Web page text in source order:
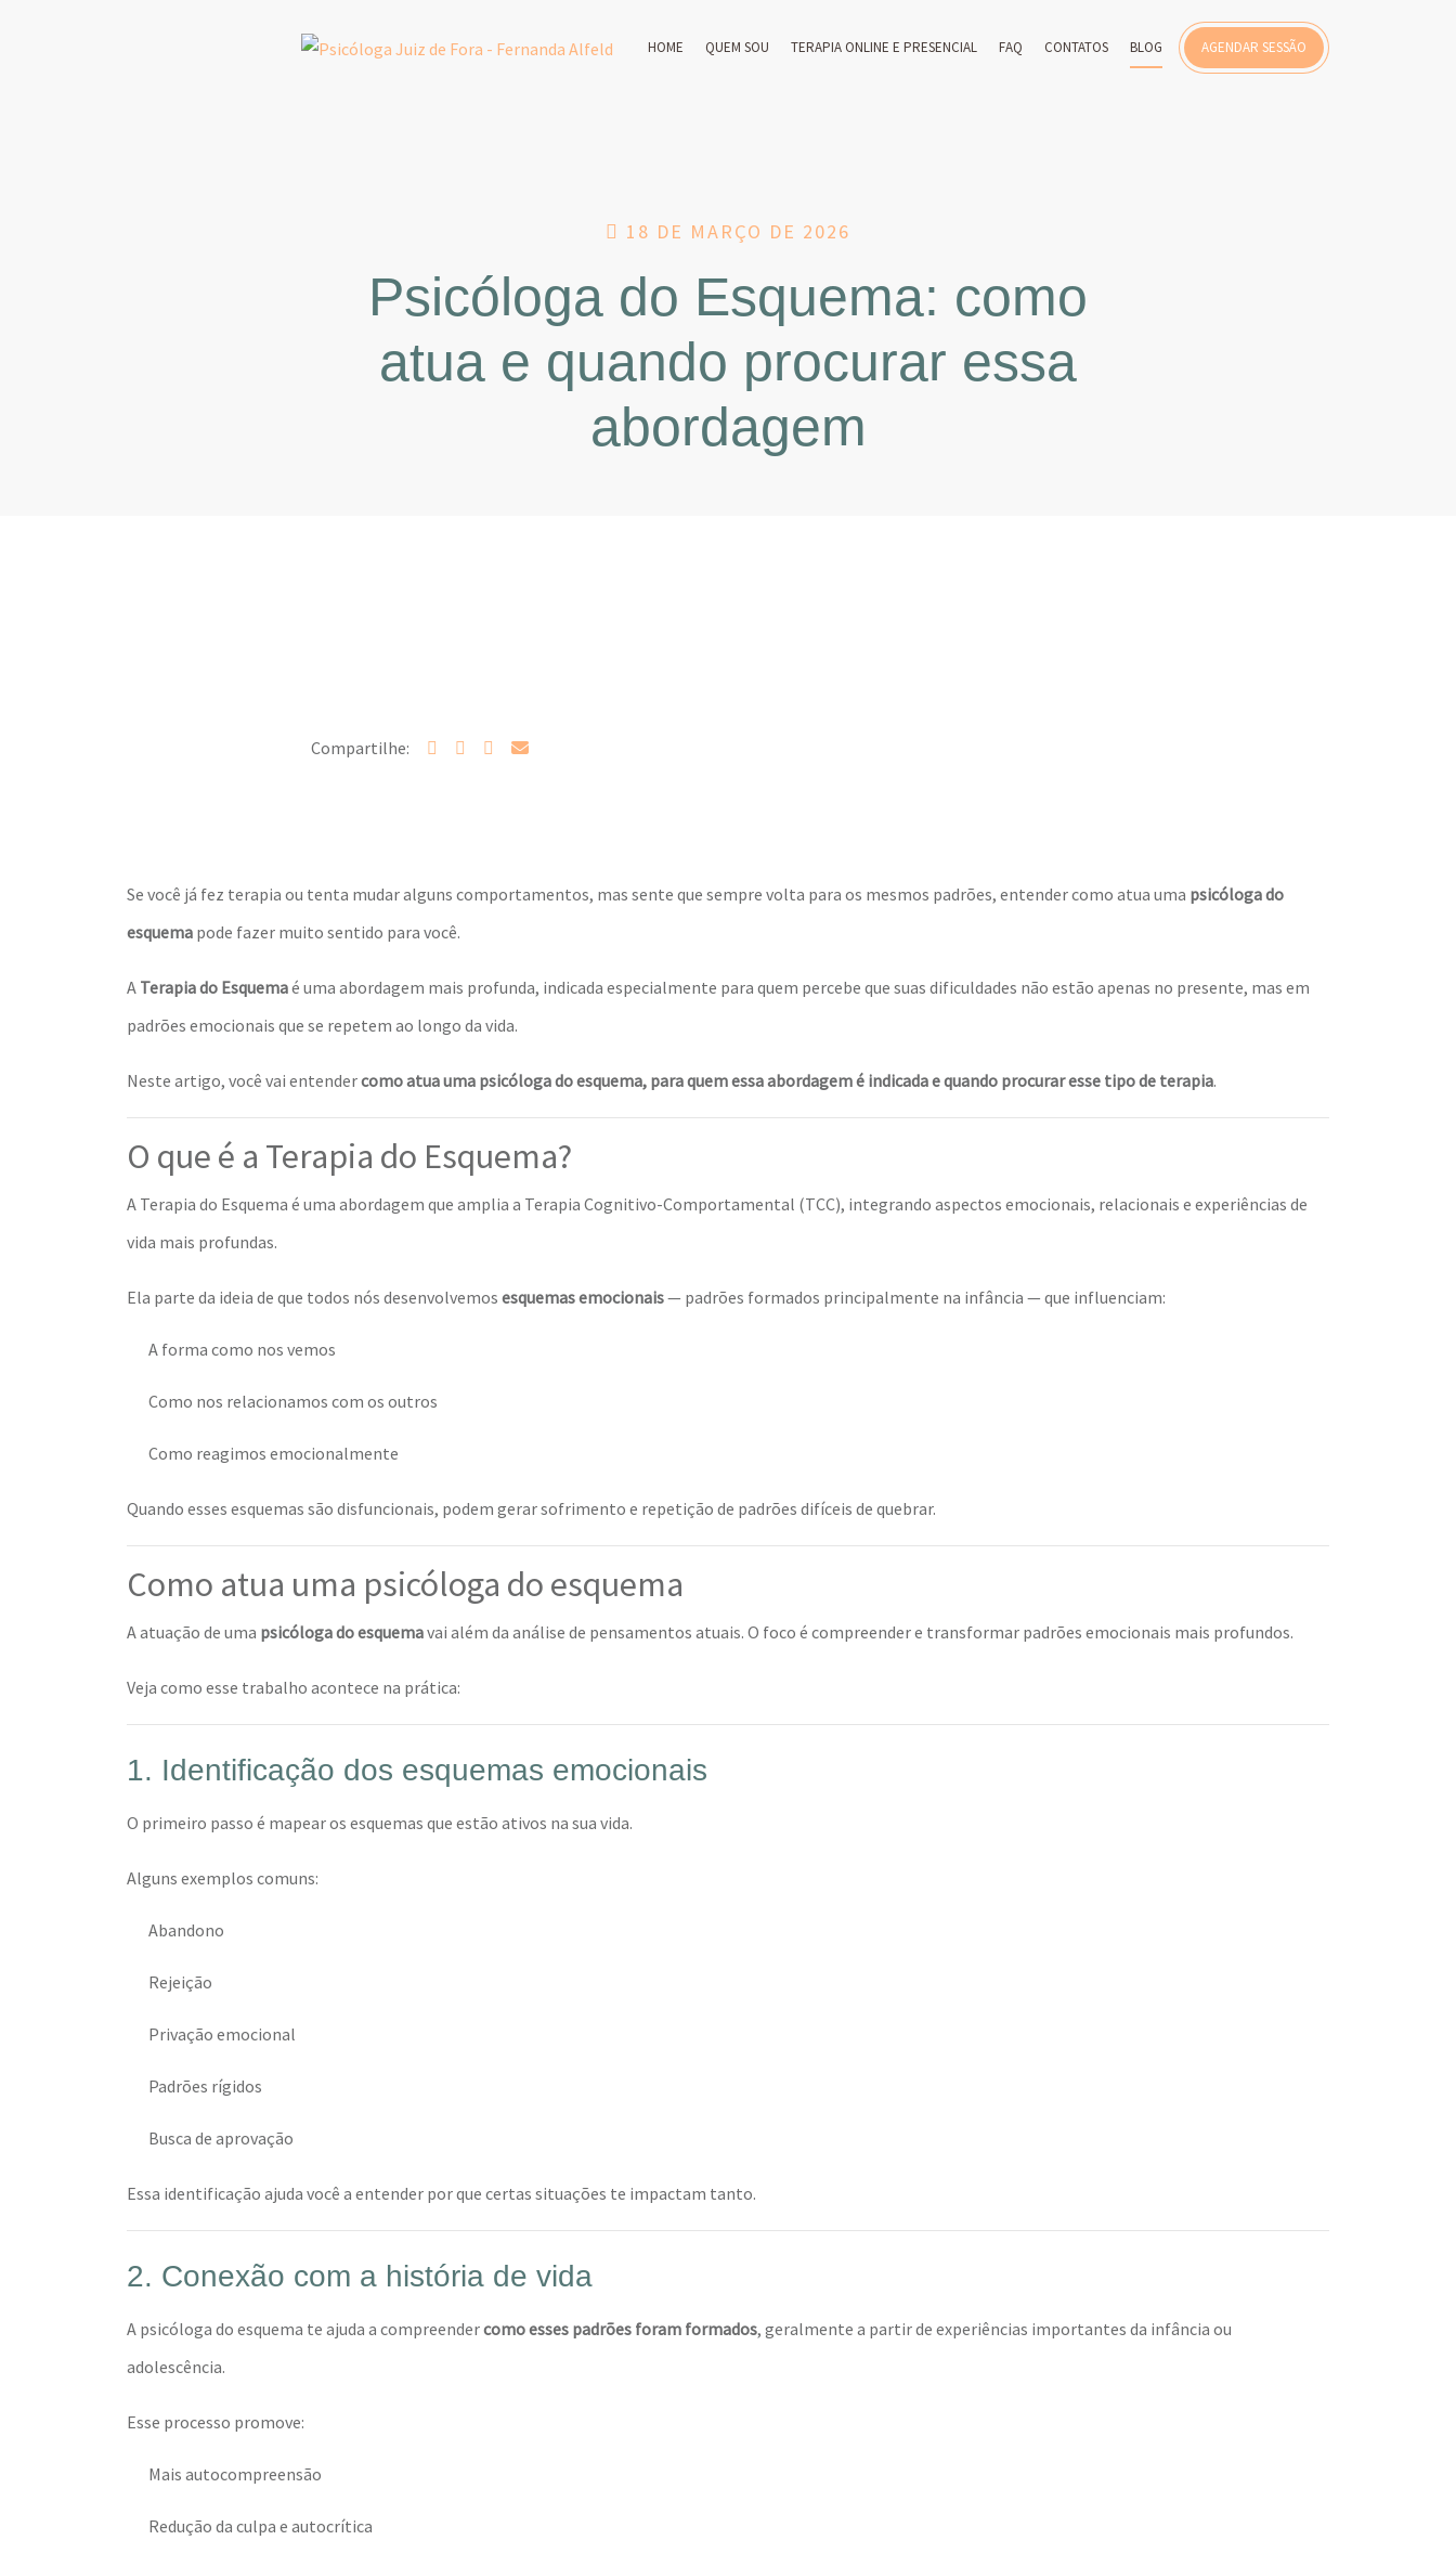
HOME QUEM SOU TERAPIA ONLINE E PRESENCIAL FAQ CONTATOS BLOG AGENDAR SESSÃO
18 DE MARÇO DE 2026
Psicóloga do Esquema: como
atua e quando procurar essa
abordagem
Compartilhe:
Se você já fez terapia ou tenta mudar alguns comportamentos, mas sente que sempre volta para os mesmos padrões, entender como atua uma psicóloga do
esquema pode fazer muito sentido para você.
A Terapia do Esquemaé uma abordagem mais profunda, indicada especialmente para quem percebe que suas dificuldades não estão apenas no presente, mas em
padrões emocionais que se repetem ao longo da vida.
Neste artigo, você vai entendercomo atua uma psicóloga do esquema, para quem essa abordagem é indicada e quando procurar esse tipo de terapia.
O que é a Terapia do Esquema?
A Terapia do Esquema é uma abordagem que amplia a Terapia Cognitivo-Comportamental (TCC), integrando aspectos emocionais, relacionais e experiências de
vida mais profundas.
Ela parte da ideia de que todos nós desenvolvemos esquemas emocionais— padrões formados principalmente na infância — que influenciam:
A forma como nos vemos
Como nos relacionamos com os outros
Como reagimos emocionalmente
Quando esses esquemas são disfuncionais, podem gerar sofrimento e repetição de padrões difíceis de quebrar.
Como atua uma psicóloga do esquema
A atuação de uma psicóloga do esquemavai além da análise de pensamentos atuais. O foco é compreender e transformar padrões emocionais mais profundos.
Veja como esse trabalho acontece na prática:
1. Identificação dos esquemas emocionais
O primeiro passo é mapear os esquemas que estão ativos na sua vida.
Alguns exemplos comuns:
Abandono
Rejeição
Privação emocional
Padrões rígidos
Busca de aprovação
Essa identificação ajuda você a entender por que certas situações te impactam tanto.
2. Conexão com a história de vida
A psicóloga do esquema te ajuda a compreendercomo esses padrões foram formados, geralmente a partir de experiências importantes da infância ou
adolescência.
Esse processo promove:
Mais autocompreensão
Redução da culpa e autocrítica